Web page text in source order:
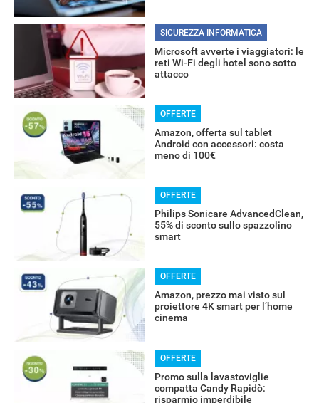
Libero Tecnologia è un prodotto Italiaonline
SICUREZZA INFORMATICA
Microsoft avverte i viaggiatori: le
reti Wi-Fi degli hotel sono sotto
attacco
OFFERTE
Amazon, offerta sul tablet
Android con accessori: costa
meno di 100€
OFFERTE
Philips Sonicare AdvancedClean,
55% di sconto sullo spazzolino
smart
OFFERTE
Amazon, prezzo mai visto sul
proiettore 4K smart per l’home
cinema
OFFERTE
Promo sulla lavastoviglie
compatta Candy Rapidò:
risparmio imperdibile